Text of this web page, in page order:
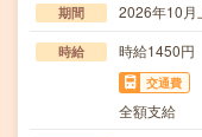
期間 2026年10
時給 時給1450
交通費
全額支給